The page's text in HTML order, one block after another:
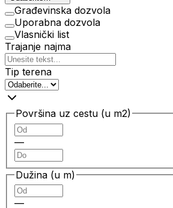
Građevinska dozvola
Uporabna dozvola
Vlasnički list
Trajanje najma
Tip terena
Površina uz cestu (u m2)
—
Dužina (u m)
—